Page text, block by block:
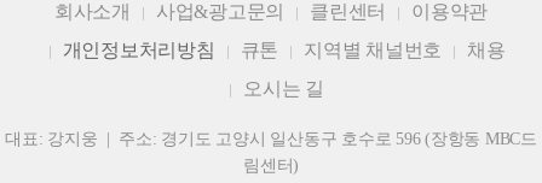
회사소개
사업&광고문의 클린센터
이용약관
개인정보처리방침
큐톤 지역별 채널번호
채용
오시는 길
대표: 강지웅 | 주소: 경기도 고양시 일산동구 호수로 596 (장항동 MBC드
림센터)